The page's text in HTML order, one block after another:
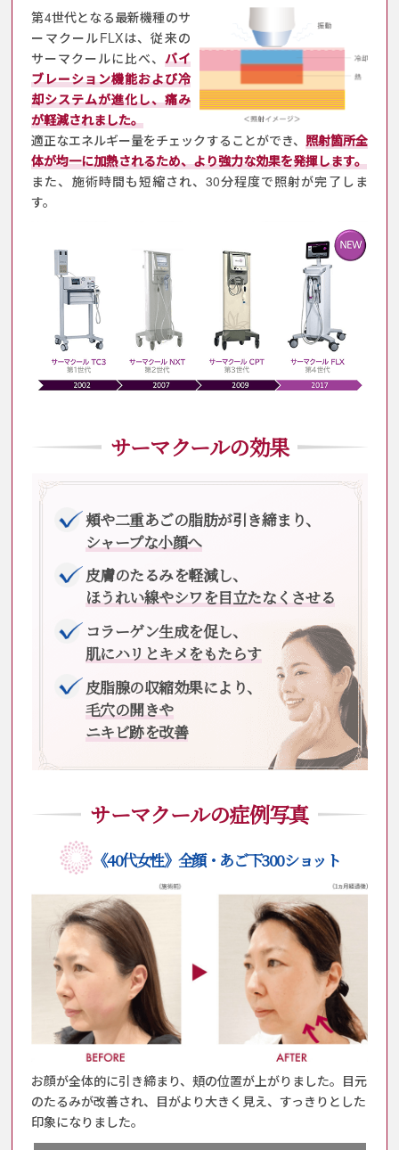
第4世代となる最新機種のサ
ーマクールFLXは、従来の
サーマクールに比べ、バイ
ブレーション機能および冷
却システムが進化し、痛み
が軽減されました。
適正なエネルギー量をチェックすることができ、 照射箇所全
体が均一に加熱されるため、より強力な効果を発揮します。
また、施術時間も短縮され、30分程度で照射が完了しま
す。
サーマクールの効果
頬や二重あごの脂肪が引き締まり、
シャープな小顔へ
皮膚のたるみを軽減し、
ほうれい線やシワを目立たなくさせる
コラーゲン生成を促し、
肌にハリとキメをもたらす
皮脂腺の収縮効果により、
毛穴の開きや
ニキビ跡を改善
サーマクールの症例写真
《40代女性》全顔・あご下300ショット
お顔が全体的に引き締まり、頬の位置が上がりました。 目元
のたるみが改善され、目がより大きく見え、すっきりとした
印象になりました。